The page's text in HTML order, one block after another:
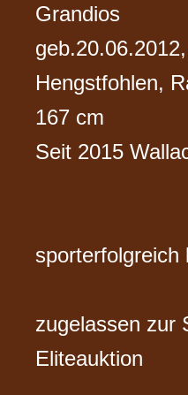
Grandios
Hengstfohlen,
167 cm
Seit 2015
sporterfolgreich
zugelassen zur
Eliteauktion